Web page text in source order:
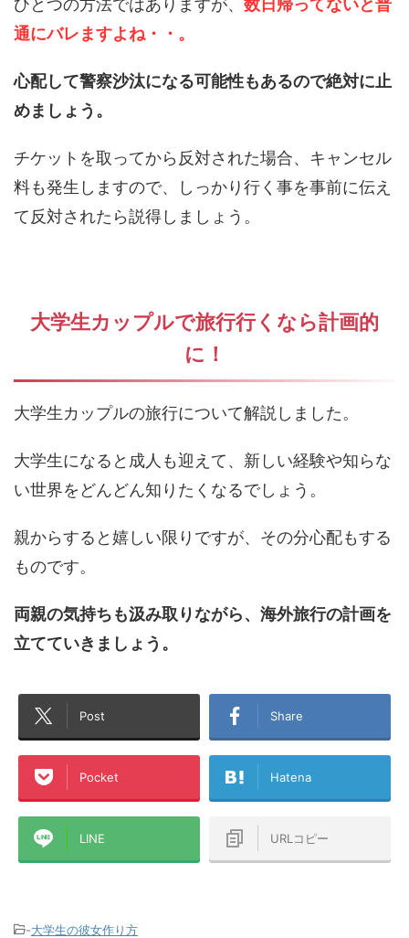
通にバレますよね・・。
心配して警察沙汰になる可能性もあるので絶対に止
めましょう。
チケットを取ってから反対された場合、キャンセル
料も発生しますので、しっかり行く事を事前に伝え
て反対されたら説得しましょう。
大学生カップルで旅行行くなら計画的
に！
大学生カップルの旅行について解説しました。
大学生になると成人も迎えて、新しい経験や知らな
い世界をどんどん知りたくなるでしょう。
親からすると嬉しい限りですが、その分心配もする
ものです。
両親の気持ちも汲み取りながら、海外旅行の計画を
立てていきましょう。
Post Share
Pocket Hatena
LINE URLコピー
-大学生の彼女作り方